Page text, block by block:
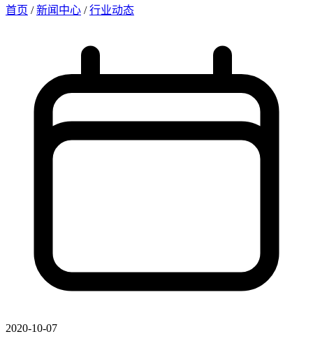
首页 / 新闻中心 / 行业动态
2020-10-07